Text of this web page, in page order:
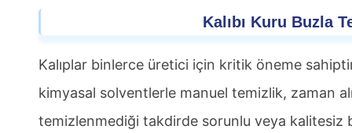
Kalıbı Kuru Buzla
Kalıplar binlerce üretici için kritik öneme
kimyasal solventlerle manuel temizlik, zaman
temizlenmediği takdirde sorunlu veya kalitesiz